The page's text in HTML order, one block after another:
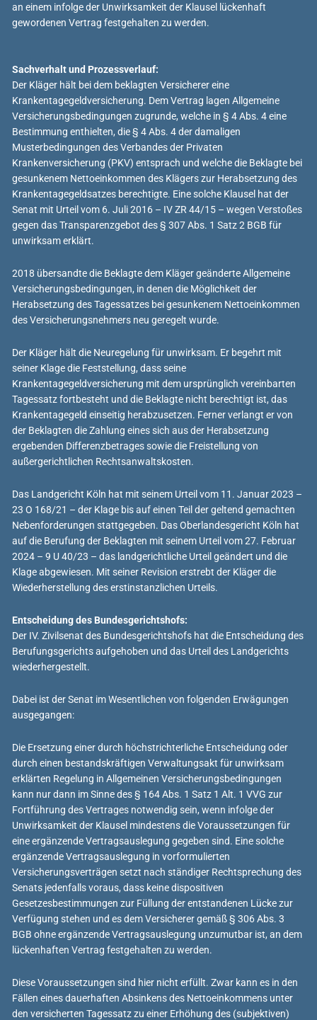
an einem infolge der Unwirksamkeit der Klausel lückenhaft
gewordenen Vertrag festgehalten zu werden.
Sachverhalt und Prozessverlauf:
Der Kläger hält bei dem beklagten Versicherer eine
Krankentagegeldversicherung. Dem Vertrag lagen Allgemeine
Versicherungsbedingungen zugrunde, welche in § 4 Abs. 4 eine
Bestimmung enthielten, die § 4 Abs. 4 der damaligen
Musterbedingungen des Verbandes der Privaten
Krankenversicherung (PKV) entsprach und welche die Beklagte bei
gesunkenem Nettoeinkommen des Klägers zur Herabsetzung des
Krankentagegeldsatzes berechtigte. Eine solche Klausel hat der
Senat mit Urteil vom 6. Juli 2016 – IV ZR 44/15 – wegen Verstoßes
gegen das Transparenzgebot des § 307 Abs. 1 Satz 2 BGB für
unwirksam erklärt.
2018 übersandte die Beklagte dem Kläger geänderte Allgemeine
Versicherungsbedingungen, in denen die Möglichkeit der
Herabsetzung des Tagessatzes bei gesunkenem Nettoeinkommen
des Versicherungsnehmers neu geregelt wurde.
Der Kläger hält die Neuregelung für unwirksam. Er begehrt mit
seiner Klage die Feststellung, dass seine
Krankentagegeldversicherung mit dem ursprünglich vereinbarten
Tagessatz fortbesteht und die Beklagte nicht berechtigt ist, das
Krankentagegeld einseitig herabzusetzen. Ferner verlangt er von
der Beklagten die Zahlung eines sich aus der Herabsetzung
ergebenden Differenzbetrages sowie die Freistellung von
außergerichtlichen Rechtsanwaltskosten.
Das Landgericht Köln hat mit seinem Urteil vom 11. Januar 2023 –
23 O 168/21 – der Klage bis auf einen Teil der geltend gemachten
Nebenforderungen stattgegeben. Das Oberlandesgericht Köln hat
auf die Berufung der Beklagten mit seinem Urteil vom 27. Februar
2024 – 9 U 40/23 – das landgerichtliche Urteil geändert und die
Klage abgewiesen. Mit seiner Revision erstrebt der Kläger die
Wiederherstellung des erstinstanzlichen Urteils.
Entscheidung des Bundesgerichtshofs:
Der IV. Zivilsenat des Bundesgerichtshofs hat die Entscheidung des
Berufungsgerichts aufgehoben und das Urteil des Landgerichts
wiederhergestellt.
Dabei ist der Senat im Wesentlichen von folgenden Erwägungen
ausgegangen:
Die Ersetzung einer durch höchstrichterliche Entscheidung oder
durch einen bestandskräftigen Verwaltungsakt für unwirksam
erklärten Regelung in Allgemeinen Versicherungsbedingungen
kann nur dann im Sinne des § 164 Abs. 1 Satz 1 Alt. 1 VVG zur
Fortführung des Vertrages notwendig sein, wenn infolge der
Unwirksamkeit der Klausel mindestens die Voraussetzungen für
eine ergänzende Vertragsauslegung gegeben sind. Eine solche
ergänzende Vertragsauslegung in vorformulierten
Versicherungsverträgen setzt nach ständiger Rechtsprechung des
Senats jedenfalls voraus, dass keine dispositiven
Gesetzesbestimmungen zur Füllung der entstandenen Lücke zur
Verfügung stehen und es dem Versicherer gemäß § 306 Abs. 3
BGB ohne ergänzende Vertragsauslegung unzumutbar ist, an dem
lückenhaften Vertrag festgehalten zu werden.
Diese Voraussetzungen sind hier nicht erfüllt. Zwar kann es in den
Fällen eines dauerhaften Absinkens des Nettoeinkommens unter
den versicherten Tagessatz zu einer Erhöhung des (subjektiven)